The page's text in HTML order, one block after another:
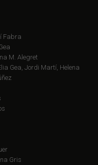
Fabra
M. Alegret
Gea, Jordi Martí, Helena
Gris